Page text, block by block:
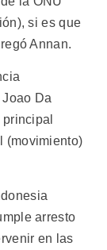
si es que
Annan.
Da
(movimiento)
arresto
en las